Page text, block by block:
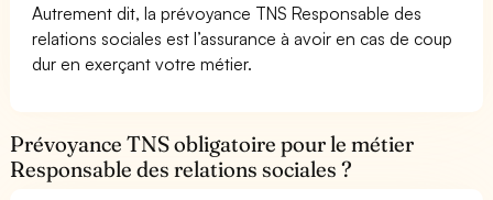
Autrement dit, la prévoyance TNS Responsable des
relations sociales est l’assurance à avoir en cas de coup
dur en exerçant votre métier.
Prévoyance TNS obligatoire pour le métier
Responsable des relations sociales ?